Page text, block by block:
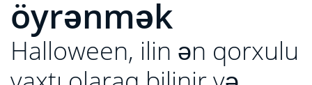
öyrənmək
Halloween, ilin ən qorxulu